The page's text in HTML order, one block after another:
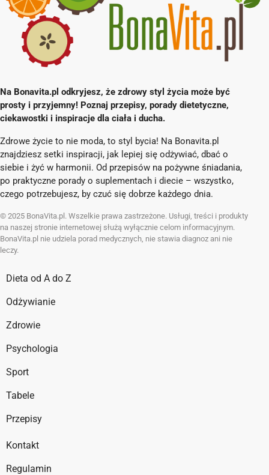
Na Bonavita.pl odkryjesz, że zdrowy styl życia może być
prosty i przyjemny! Poznaj przepisy, porady dietetyczne,
ciekawostki i inspiracje dla ciała i ducha.
Zdrowe życie to nie moda, to styl bycia! Na Bonavita.pl
znajdziesz setki inspiracji, jak lepiej się odżywiać, dbać o
siebie i żyć w harmonii. Od przepisów na pożywne śniadania,
po praktyczne porady o suplementach i diecie – wszystko,
czego potrzebujesz, by czuć się dobrze każdego dnia.
© 2025 BonaVita.pl. Wszelkie prawa zastrzeżone. Usługi, treści i produkty
na naszej stronie internetowej służą wyłącznie celom informacyjnym.
BonaVita.pl nie udziela porad medycznych, nie stawia diagnoz ani nie
leczy.
Dieta od A do Z
Odżywianie
Zdrowie
Psychologia
Sport
Tabele
Przepisy
Kontakt
Regulamin